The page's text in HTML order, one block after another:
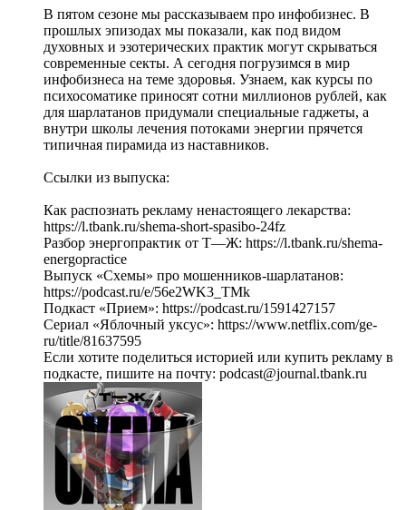
В пятом сезоне мы рассказываем про инфобизнес. В
прошлых эпизодах мы показали, как под видом
духовных и эзотерических практик могут скрываться
современные секты. А сегодня погрузимся в мир
инфобизнеса на теме здоровья. Узнаем, как курсы по
психосоматике приносят сотни миллионов рублей, как
для шарлатанов придумали специальные гаджеты, а
внутри школы лечения потоками энергии прячется
типичная пирамида из наставников.
Ссылки из выпуска:
Как распознать рекламу ненастоящего лекарства:
https://l.tbank.ru/shema-short-spasibo-24fz
Разбор энергопрактик от Т—Ж: https://l.tbank.ru/shema-
energopractice
Выпуск «Схемы» про мошенников-шарлатанов:
https://podcast.ru/e/56e2WK3_TMk
Подкаст «Прием»: https://podcast.ru/1591427157
Сериал «Яблочный уксус»: https://www.netflix.com/ge-
ru/title/81637595
Если хотите поделиться историей или купить рекламу в
подкасте, пишите на почту: podcast@journal.tbank.ru